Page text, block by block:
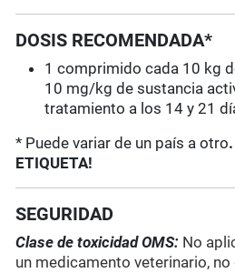
DOSIS RECOMENDADA*
1 comprimido cada 10 kg
10 mg/kg de sustancia
tratamiento a los 14 y 21
* Puede variar de un país a otro
ETIQUETA!
SEGURIDAD
Clase de toxicidad OMS: No
un medicamento veterinario,